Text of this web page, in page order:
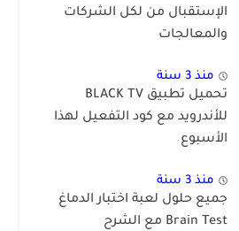
الإستقبال من لكل الشركات
والمعالجات
منذ 3 سنة
تحميل تطبيق BLACK TV
للأندرويد مع كود التفعيل لهذا
الأسبوع
منذ 3 سنة
جميع حلول لعبة اختبار الدماغ
Brain Test مع الشرح